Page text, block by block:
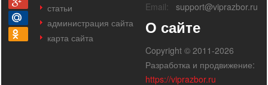
статьи
администрация сайта
карта сайта
Email:
support@viprazbor.ru
О сайте
Copyright © 2011-2026
Разработка и продвижение:
https://viprazbor.ru